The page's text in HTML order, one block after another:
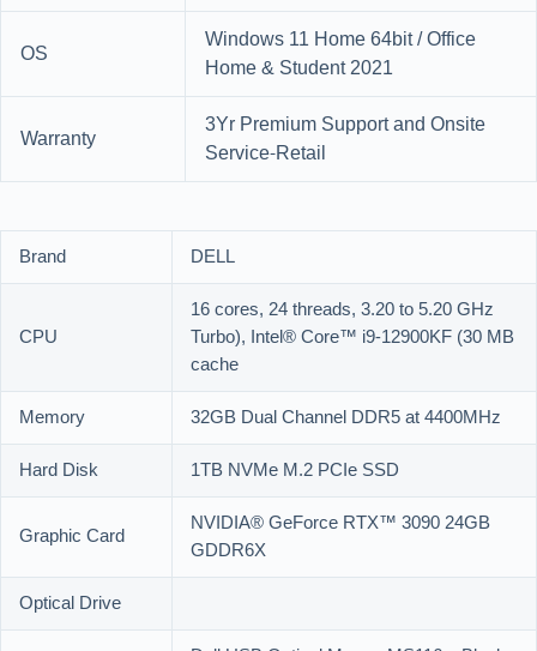
OS
Windows 11 Home 64bit / Office
Home & Student 2021
Warranty
3Yr Premium Support and Onsite
Service-Retail
Brand DELL
CPU
16 cores, 24 threads, 3.20 to 5.20 GHz
Turbo), Intel® Core™ i9-12900KF (30 MB
cache
Memory
32GB Dual Channel DDR5 at 4400MHz
Hard Disk
1TB NVMe M.2 PCIe SSD
Graphic Card
NVIDIA® GeForce RTX™ 3090 24GB
GDDR6X
Optical Drive